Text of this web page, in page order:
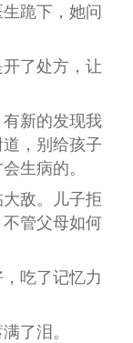
跪下，她问
了处方，让
新的发现我
，别给孩子
生病的。
敌。儿子拒
管父母如何
吃了记忆力
了泪。